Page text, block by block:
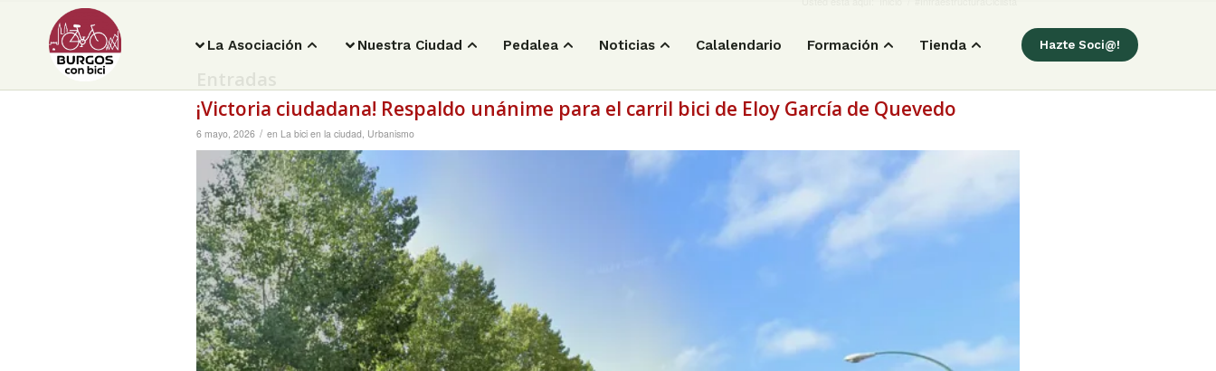
La Asociación Nuestra Ciudad Pedalea Noticias Calalendario Formación Tienda Hazte Soci@!
¡Victoria ciudadana! Respaldo unánime para el carril bici de Eloy García de Quevedo
6 mayo, 2026 / en La bici en la ciudad, Urbanismo